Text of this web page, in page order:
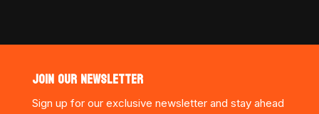
JOIN OUR NEWSLETTER
Sign up for our exclusive newsletter and stay ahead